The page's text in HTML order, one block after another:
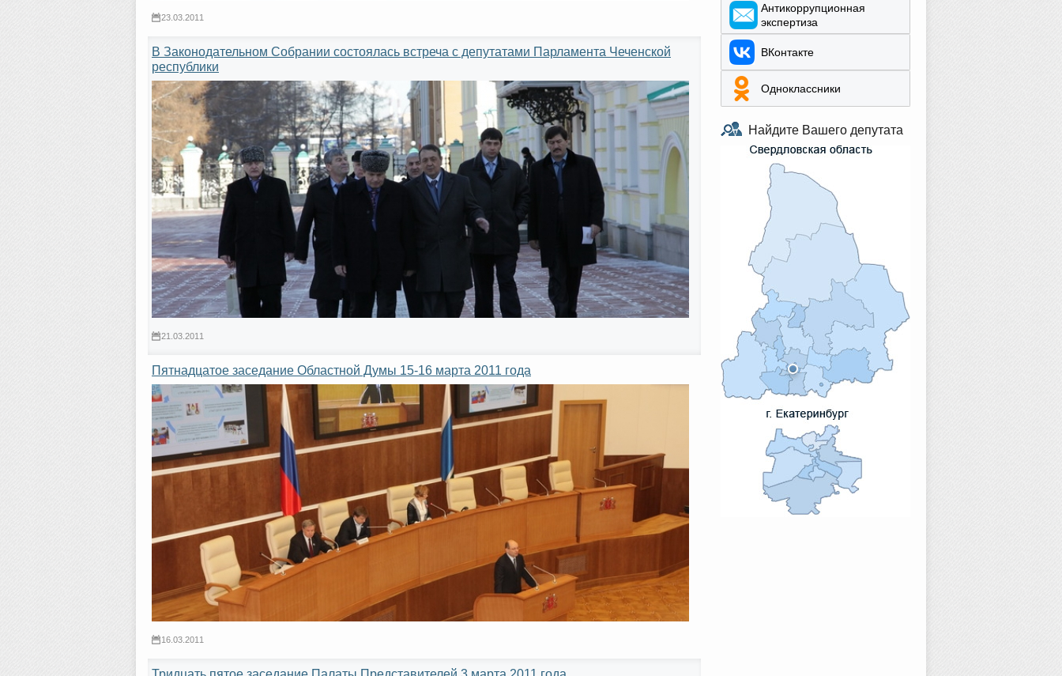
23.03.2011
В Законодательном Собрании состоялась встреча с депутатами Парламента Чеченской
республики
21.03.2011
Пятнадцатое заседание Областной Думы 15-16 марта 2011 года
16.03.2011
Aнтикоррупционная
экспертиза
ВКонтакте
Одноклассники
Найдите Вашего депутата